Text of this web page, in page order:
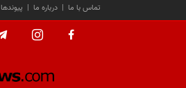
پیوندها | درباره ما | تماس با ما